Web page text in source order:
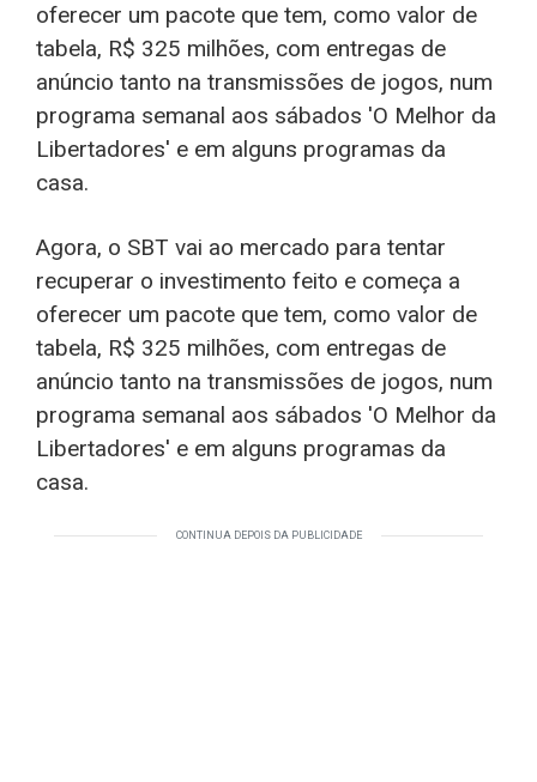
oferecer um pacote que tem, como valor de
tabela, R$ 325 milhões, com entregas de
anúncio tanto na transmissões de jogos, num
programa semanal aos sábados 'O Melhor da
Libertadores' e em alguns programas da
casa.
Agora, o SBT vai ao mercado para tentar
recuperar o investimento feito e começa a
oferecer um pacote que tem, como valor de
tabela, R$ 325 milhões, com entregas de
anúncio tanto na transmissões de jogos, num
programa semanal aos sábados 'O Melhor da
Libertadores' e em alguns programas da
casa.
CONTINUA DEPOIS DA PUBLICIDADE